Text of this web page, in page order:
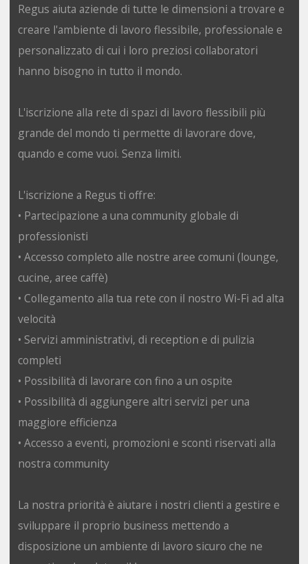
Regus aiuta aziende di tutte le dimensioni a trovare e
creare l'ambiente di lavoro flessibile, professionale e
personalizzato di cui i loro preziosi collaboratori
hanno bisogno in tutto il mondo.
L'iscrizione alla rete di spazi di lavoro flessibili più
grande del mondo ti permette di lavorare dove,
quando e come vuoi. Senza limiti.
L'iscrizione a Regus ti offre:
• Partecipazione a una community globale di
professionisti
• Accesso completo alle nostre aree comuni (lounge,
cucine, aree caffè)
• Collegamento alla tua rete con il nostro Wi-Fi ad alta
velocità
• Servizi amministrativi, di reception e di pulizia
completi
• Possibilità di lavorare con fino a un ospite
• Possibilità di aggiungere altri servizi per una
maggiore efficienza
• Accesso a eventi, promozioni e sconti riservati alla
nostra community
La nostra priorità è aiutare i nostri clienti a gestire e
sviluppare il proprio business mettendo a
disposizione un ambiente di lavoro sicuro che ne